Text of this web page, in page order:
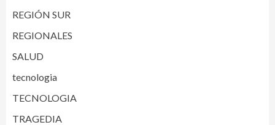
REGIÓN SUR
REGIONALES
SALUD
tecnologia
TECNOLOGIA
TRAGEDIA